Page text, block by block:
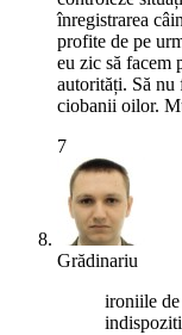
înregistrarea
profite de pe
eu zic să facem
autorități. Să nu
ciobanii oilor.
7
Grădinariu
ironiile